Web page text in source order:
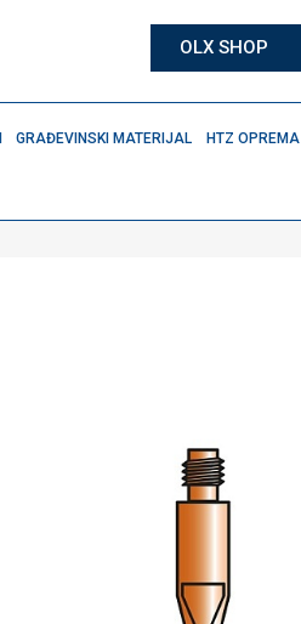
OLX SHOP
GRAĐEVINSKI MATERIJAL HTZ OPREMA